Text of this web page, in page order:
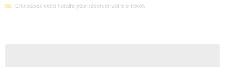
Choisissez votre horaire pour réserver votre e-ticket.